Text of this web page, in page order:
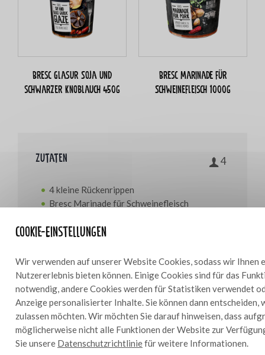
Cookie-Einstellungen
Wir verwenden auf unserer Website Cookies, sodass wir Ihnen
Nutzererlebnis bieten können. Einige Cookies sind für das
notwendig, andere Cookies werden für Statistiken verwendet
Anzeige personalisierter Inhalte. Sie können dann entscheiden,
zulassen möchten. Wir möchten Sie darauf hinweisen, dass
möglicherweise nicht alle Funktionen der Website zur
Sie unsere Datenschutzrichtliniefür weitere Informationen.
Bresc Glasur Soja und
schwarzer Knoblauch 450g
Bresc Marinade für
Schweinefleisch 1000g
Zutaten 4
4 kleine Rückenrippen
Bresc Marinade für Schweinefleisch
Zubereitung
Die Haut auf der Knochenseite entfernen und die
Rippchen mit Schweinefleischmarinade marinieren
(ausgehen von 10 % Marinade pro Kilo Fleisch).
Vakuum ziehen und 24 Stunden marinieren lassen.
Den Grill für indirektes Grillen auf 110 °C
vorbereiten. Die Rippen auf den Grill legen und 3